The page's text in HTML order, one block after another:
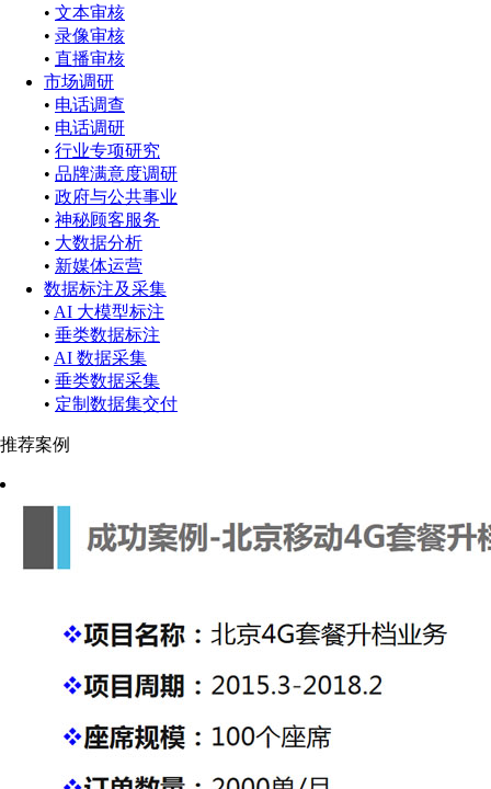
• 文本审核
• 录像审核
• 直播审核
市场调研
• 电话调查
• 电话调研
• 行业专项研究
• 品牌满意度调研
• 政府与公共事业
• 神秘顾客服务
• 大数据分析
• 新媒体运营
数据标注及采集
• AI 大模型标注
• 垂类数据标注
• AI 数据采集
• 垂类数据采集
• 定制数据集交付
推荐案例